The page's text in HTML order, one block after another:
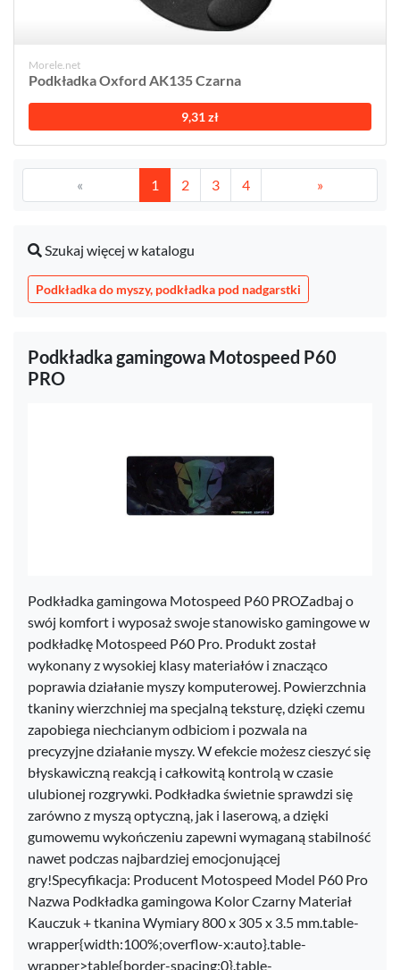
Morele.net
Podkładka Oxford AK135 Czarna
9,31 zł
« 1 2 3 4 »
Szukaj więcej w katalogu
Podkładka do myszy, podkładka pod nadgarstki
Podkładka gamingowa Motospeed P60
PRO
Podkładka gamingowa Motospeed P60 PROZadbaj o
swój komfort i wyposaż swoje stanowisko gamingowe w
podkładkę Motospeed P60 Pro. Produkt został
wykonany z wysokiej klasy materiałów i znacząco
poprawia działanie myszy komputerowej. Powierzchnia
tkaniny wierzchniej ma specjalną teksturę, dzięki czemu
zapobiega niechcianym odbiciom i pozwala na
precyzyjne działanie myszy. W efekcie możesz cieszyć się
błyskawiczną reakcją i całkowitą kontrolą w czasie
ulubionej rozgrywki. Podkładka świetnie sprawdzi się
zarówno z myszą optyczną, jak i laserową, a dzięki
gumowemu wykończeniu zapewni wymaganą stabilność
nawet podczas najbardziej emocjonującej
gry!Specyfikacja: Producent Motospeed Model P60 Pro
Nazwa Podkładka gamingowa Kolor Czarny Materiał
Kauczuk + tkanina Wymiary 800 x 305 x 3.5 mm.table-
wrapper{width:100%;overflow-x:auto}.table-
wrapper>table{border-spacing:0}.table-